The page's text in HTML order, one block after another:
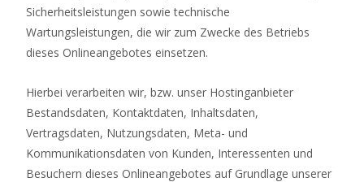
Sicherheitsleistungen sowie technische
Wartungsleistungen, die wir zum Zwecke des Betriebs
dieses Onlineangebotes einsetzen.
Hierbei verarbeiten wir, bzw. unser Hostinganbieter
Bestandsdaten, Kontaktdaten, Inhaltsdaten,
Vertragsdaten, Nutzungsdaten, Meta- und
Kommunikationsdaten von Kunden, Interessenten und
Besuchern dieses Onlineangebotes auf Grundlage unserer